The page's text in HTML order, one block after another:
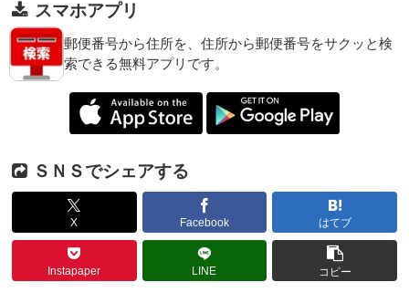
スマホアプリ
郵便番号から住所を、住所から郵便番号をサクッと検
索できる無料アプリです。
ＳＮＳでシェアする
X Facebook はてブ
Instapaper LINE コピー